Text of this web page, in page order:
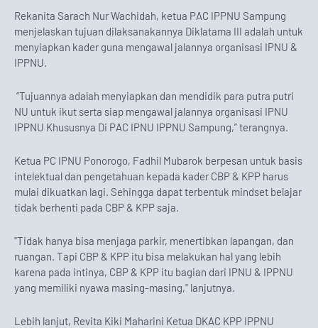
Rekanita Sarach Nur Wachidah, ketua PAC IPPNU Sampung
menjelaskan tujuan dilaksanakannya Diklatama III adalah untuk
menyiapkan kader guna mengawal jalannya organisasi IPNU &
IPPNU.
“Tujuannya adalah menyiapkan dan mendidik para putra putri
NU untuk ikut serta siap mengawal jalannya organisasi IPNU
IPPNU Khususnya Di PAC IPNU IPPNU Sampung,” terangnya.
Ketua PC IPNU Ponorogo, Fadhil Mubarok berpesan untuk basis
intelektual dan pengetahuan kepada kader CBP & KPP harus
mulai dikuatkan lagi. Sehingga dapat terbentuk mindset belajar
tidak berhenti pada CBP & KPP saja.
"Tidak hanya bisa menjaga parkir, menertibkan lapangan, dan
ruangan. Tapi CBP & KPP itu bisa melakukan hal yang lebih
karena pada intinya, CBP & KPP itu bagian dari IPNU & IPPNU
yang memiliki nyawa masing-masing," lanjutnya.
Lebih lanjut, Revita Kiki Maharini Ketua DKAC KPP IPPNU